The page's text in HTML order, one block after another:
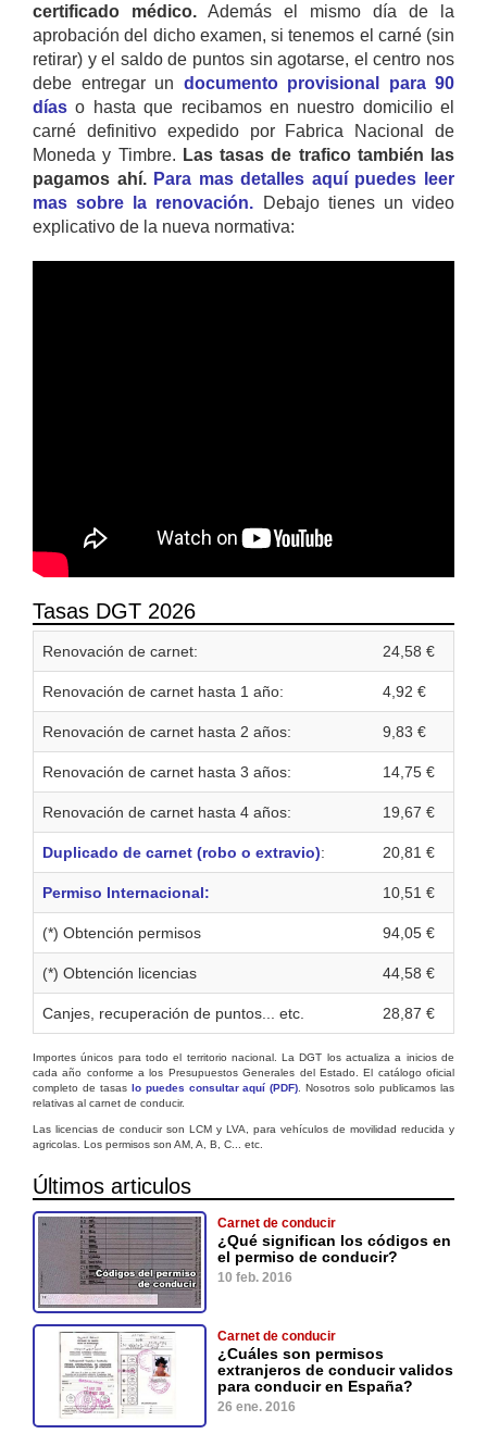
certificado médico. Además el mismo día de la
aprobación del dicho examen, si tenemos el carné (sin
retirar) y el saldo de puntos sin agotarse, el centro nos
debe entregar un documento provisional para 90
días o hasta que recibamos en nuestro domicilio el
carné definitivo expedido por Fabrica Nacional de
Moneda y Timbre. Las tasas de trafico también las
pagamos ahí. Para mas detalles aquí puedes leer
mas sobre la renovación. Debajo tienes un video
explicativo de la nueva normativa:
Tasas DGT 2026
Renovación de carnet: 24,58 €
Renovación de carnet hasta 1 año: 4,92 €
Renovación de carnet hasta 2 años: 9,83 €
Renovación de carnet hasta 3 años: 14,75 €
Renovación de carnet hasta 4 años: 19,67 €
Duplicado de carnet (robo o extravio): 20,81 €
Permiso Internacional: 10,51 €
(*) Obtención permisos 94,05 €
(*) Obtención licencias 44,58 €
Canjes, recuperación de puntos... etc. 28,87 €
Importes únicos para todo el territorio nacional. La DGT los actualiza a inicios de
cada año conforme a los Presupuestos Generales del Estado. El catálogo oficial
completo de tasas lo puedes consultar aquí (PDF) . Nosotros solo publicamos las
relativas al carnet de conducir.
Las licencias de conducir son LCM y LVA, para vehículos de movilidad reducida y
agricolas. Los permisos son AM, A, B, C... etc.
Últimos articulos
Carnet de conducir
¿Qué significan los códigos en
el permiso de conducir?
10 feb. 2016
Carnet de conducir
¿Cuáles son permisos
extranjeros de conducir validos
para conducir en España?
26 ene. 2016